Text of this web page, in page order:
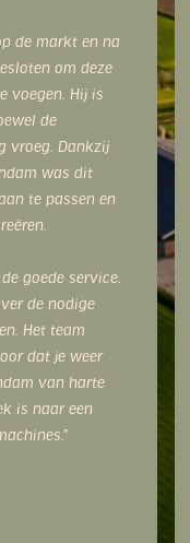
de markt en na
om deze
voegen. Hij is
de
vroeg. Dankzij
was dit
te passen en
goede service.
de nodige
Het team
dat je weer
van harte
is naar een